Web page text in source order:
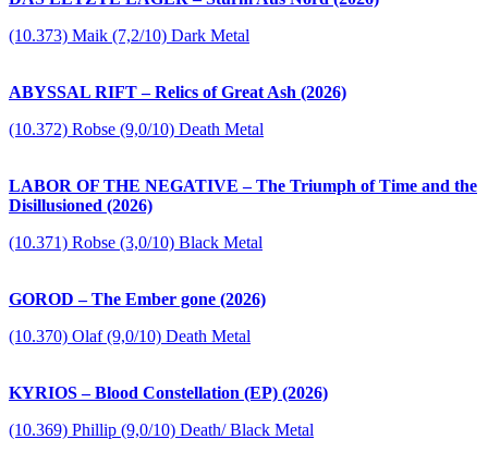
(10.373) Maik (7,2/10) Dark Metal
ABYSSAL RIFT – Relics of Great Ash (2026)
(10.372) Robse (9,0/10) Death Metal
LABOR OF THE NEGATIVE – The Triumph of Time and the
Disillusioned (2026)
(10.371) Robse (3,0/10) Black Metal
GOROD – The Ember gone (2026)
(10.370) Olaf (9,0/10) Death Metal
KYRIOS – Blood Constellation (EP) (2026)
(10.369) Phillip (9,0/10) Death/ Black Metal